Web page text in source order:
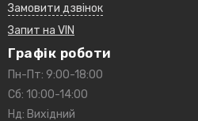
Замовити дзвінок
Запит на VIN
Графік роботи
Пн-Пт: 9:00-18:00
Сб: 10:00-14:00
Нд: Вихідний